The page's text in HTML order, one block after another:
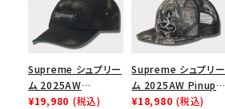
Supreme シュプリー
ム 2025AW
Overdyed Camp
¥19,980 (税込)
Supreme シュプリー
ム 2025AW Pinup
Mesh Back 5-Panel
¥18,980 (税込)